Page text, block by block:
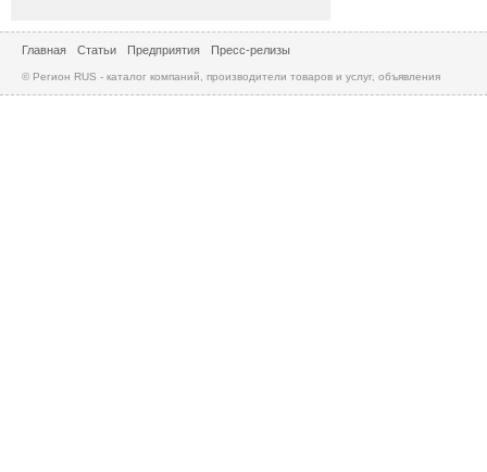
Главная Статьи Предприятия Пресс-релизы
© Регион RUS - каталог компаний, производители товаров и услуг, объявления